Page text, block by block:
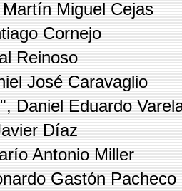
Miguel Cejas
Cornejo
Reinoso
José Caravaglio
Daniel Eduardo
Díaz
Antonio Miller
Gastón Pacheco